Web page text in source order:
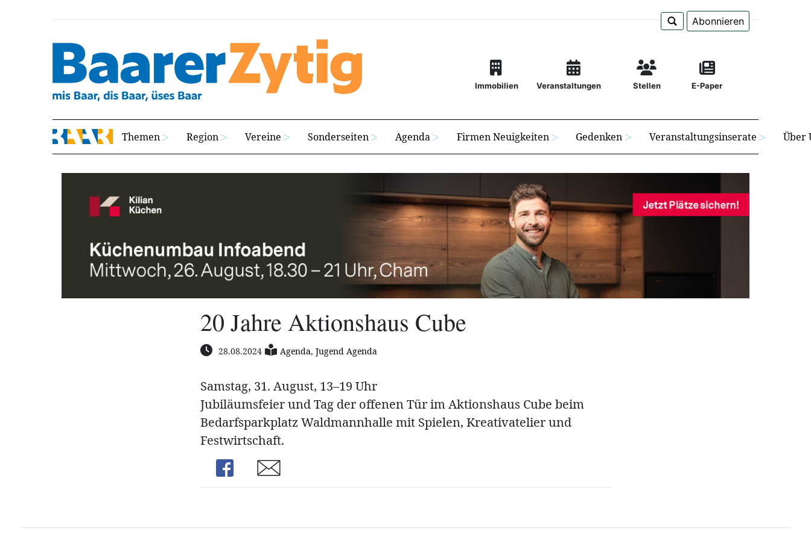
Abonnieren
Immobilien Veranstaltungen Stellen E-Paper
Themen Region Vereine Sonderseiten Agenda Firmen Neuigkeiten Gedenken Veranstaltungsinserate Über
20 Jahre Aktionshaus Cube
28.08.2024 Agenda, Jugend Agenda
Samstag, 31. August, 13–19 Uhr
Jubiläumsfeier und Tag der offenen Tür im Aktionshaus Cube beim
Bedarfsparkplatz Waldmannhalle mit Spielen, Kreativatelier und
Festwirtschaft.
Share
Share